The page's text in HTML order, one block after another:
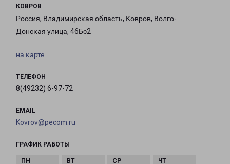
КОВРОВ
Россия, Владимирская область, Ковров, Волго-
Донская улица, 46Бс2
на карте
ТЕЛЕФОН
8(49232) 6-97-72
EMAIL
Kovrov@pecom.ru
ГРАФИК РАБОТЫ